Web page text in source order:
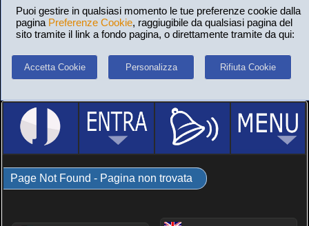
Puoi gestire in qualsiasi momento le tue preferenze cookie dalla
pagina Preferenze Cookie, raggiugibile da qualsiasi pagina del
sito tramite il link a fondo pagina, o direttamente tramite da qui:
Accetta Cookie Personalizza Rifiuta Cookie
Page Not Found - Pagina non trovata